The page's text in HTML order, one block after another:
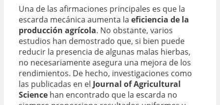
Una de las afirmaciones principales es que la
escarda mecánica aumenta la eficiencia de la
producción agrícola. No obstante, varios
estudios han demostrado que, si bien puede
reducir la presencia de algunas malas hierbas,
no necesariamente asegura una mejora de los
rendimientos. De hecho, investigaciones como
las publicadas en el Journal of Agricultural
Science han encontrado que la escarda no